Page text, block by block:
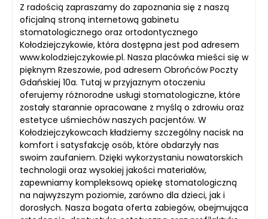
Z radością zapraszamy do zapoznania się z naszą
oficjalną stroną internetową gabinetu
stomatologicznego oraz ortodontycznego
Kołodziejczykowie, która dostępna jest pod adresem
www.kolodziejczykowie.pl. Nasza placówka mieści się w
pięknym Rzeszowie, pod adresem Obrońców Poczty
Gdańskiej 10a. Tutaj w przyjaznym otoczeniu
oferujemy różnorodne usługi stomatologiczne, które
zostały starannie opracowane z myślą o zdrowiu oraz
estetyce uśmiechów naszych pacjentów. W
Kołodziejczykowcach kładziemy szczególny nacisk na
komfort i satysfakcję osób, które obdarzyły nas
swoim zaufaniem. Dzięki wykorzystaniu nowatorskich
technologii oraz wysokiej jakości materiałów,
zapewniamy kompleksową opiekę stomatologiczną
na najwyższym poziomie, zarówno dla dzieci, jak i
dorosłych. Nasza bogata oferta zabiegów, obejmująca